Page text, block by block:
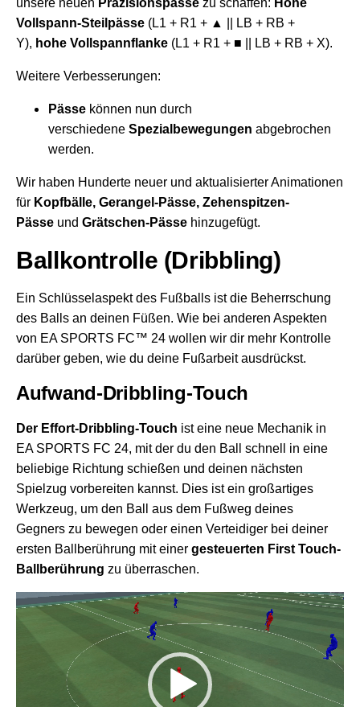
unsere neuen Präzisionspässe zu schaffen: Hohe
Vollspann-Steilpässe (L1 + R1 + ▲ || LB + RB +
Y), hohe Vollspannflanke (L1 + R1 + ■ || LB + RB + X).
Weitere Verbesserungen:
Pässe können nun durch
verschiedene Spezialbewegungen abgebrochen
werden.
Wir haben Hunderte neuer und aktualisierter Animationen
für Kopfbälle, Gerangel-Pässe, Zehenspitzen-
Pässe und Grätschen-Pässe hinzugefügt.
Ballkontrolle (Dribbling)
Ein Schlüsselaspekt des Fußballs ist die Beherrschung
des Balls an deinen Füßen. Wie bei anderen Aspekten
von EA SPORTS FC™ 24 wollen wir dir mehr Kontrolle
darüber geben, wie du deine Fußarbeit ausdrückst.
Aufwand-Dribbling-Touch
Der Effort-Dribbling-Touch ist eine neue Mechanik in
EA SPORTS FC 24, mit der du den Ball schnell in eine
beliebige Richtung schießen und deinen nächsten
Spielzug vorbereiten kannst. Dies ist ein großartiges
Werkzeug, um den Ball aus dem Fußweg deines
Gegners zu bewegen oder einen Verteidiger bei deiner
ersten Ballberührung mit einer gesteuerten First Touch-
Ballberührung zu überraschen.
Video-
Player